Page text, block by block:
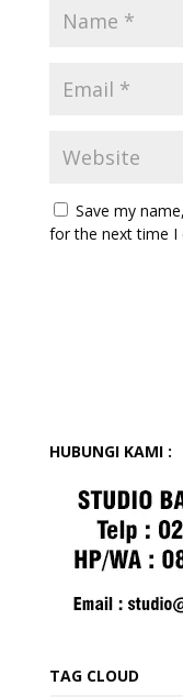
Save my
for the next time I
HUBUNGI KAMI :
TAG CLOUD